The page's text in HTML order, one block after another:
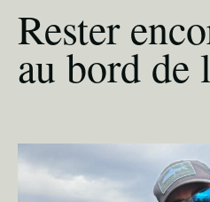
Rester
au bord de